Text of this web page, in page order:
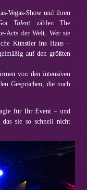
Vegas-Show und ihren
Talent zählenThe
Acts der Welt. Wer sie
Künstler ins Haus –
auf den größten
von den intensiven
Gesprächen, die noch
für Ihr Event – und
das sie so schnell nicht